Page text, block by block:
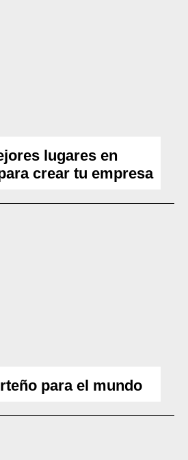
lugares en
crear tu empresa
para el mundo